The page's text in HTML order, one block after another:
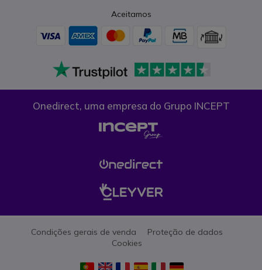
Aceitamos
Onedirect, uma empresa do Grupo INCEPT
Condições gerais de venda
Proteção de dados
Cookies